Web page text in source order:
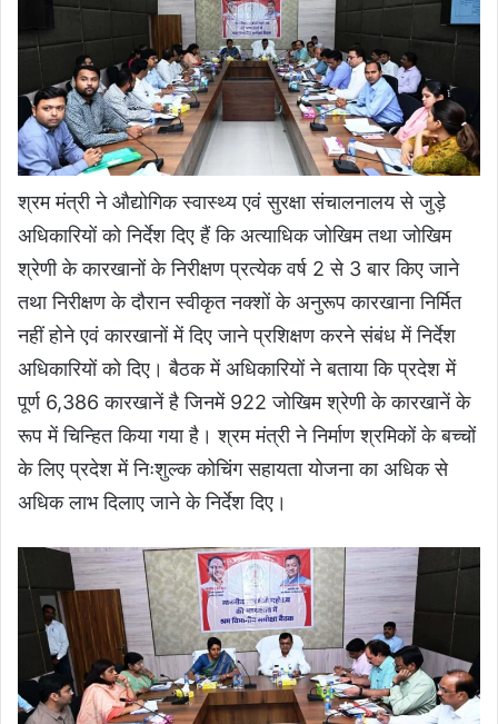
श्रम मंत्री ने औद्योगिक स्वास्थ्य एवं सुरक्षा संचालनालय से जुड़े
अधिकारियों को निर्देश दिए हैं कि अत्याधिक जोखिम तथा जोखिम
श्रेणी के कारखानों के निरीक्षण प्रत्येक वर्ष 2 से 3 बार किए जाने
तथा निरीक्षण के दौरान स्वीकृत नक्शों के अनुरूप कारखाना निर्मित
नहीं होने एवं कारखानों में दिए जाने प्रशिक्षण करने संबंध में निर्देश
अधिकारियों को दिए। बैठक में अधिकारियों ने बताया कि प्रदेश में
पूर्ण 6,386 कारखानें है जिनमें 922 जोखिम श्रेणी के कारखानें के
रूप में चिन्हित किया गया है। श्रम मंत्री ने निर्माण श्रमिकों के बच्चों
के लिए प्रदेश में निःशुल्क कोचिंग सहायता योजना का अधिक से
अधिक लाभ दिलाए जाने के निर्देश दिए।